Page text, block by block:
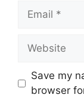
Email
Website
Save my
browser